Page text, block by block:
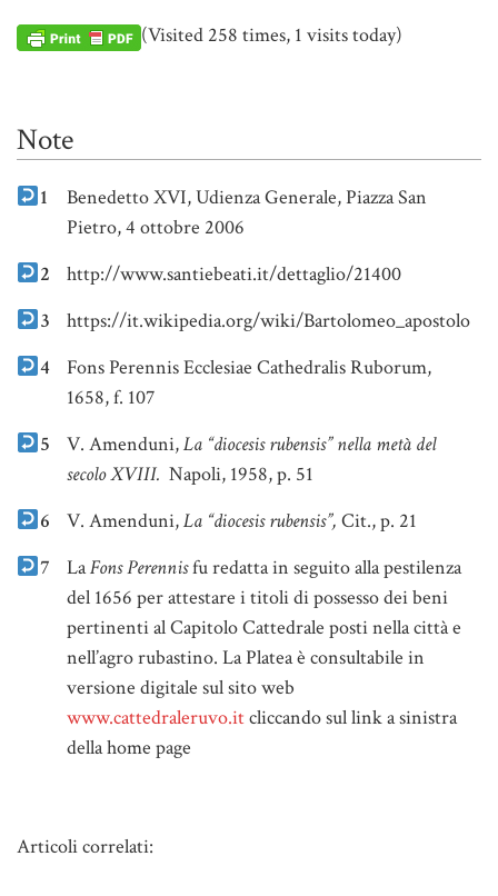
(Visited 258 times, 1 visits today)
Note
1
Benedetto XVI, Udienza Generale, Piazza San
Pietro, 4 ottobre 2006
2
http://www.santiebeati.it/dettaglio/21400
3
https://it.wikipedia.org/wiki/Bartolomeo_apostolo
4
Fons Perennis Ecclesiae Cathedralis Ruborum,
1658, f. 107
5
V. Amenduni,La “diocesis rubensis” nella metà del
secolo XVIII. Napoli, 1958, p. 51
6
V. Amenduni,La “diocesis rubensis”, Cit., p. 21
7
LaFons Perennisfu redatta in seguito alla pestilenza
del 1656 per attestare i titoli di possesso dei beni
pertinenti al Capitolo Cattedrale posti nella città e
nell’agro rubastino. La Platea è consultabile in
versione digitale sul sito web
www.cattedraleruvo.itcliccando sul link a sinistra
della home page
Articoli correlati: